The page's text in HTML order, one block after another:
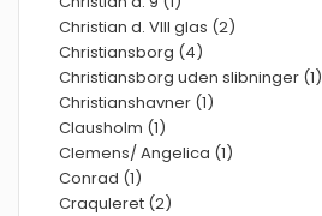
Christian d. VIII glas (2)
Christiansborg (4)
Christiansborg uden slibninger (1)
Christianshavner (1)
Clausholm (1)
Clemens/ Angelica (1)
Conrad (1)
Craquleret (2)